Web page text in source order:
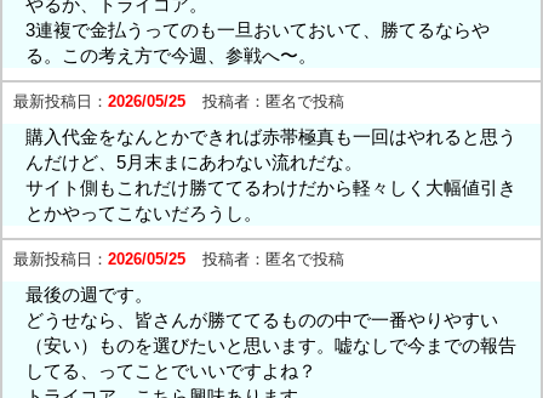
3連複で金払うってのも一旦おいておいて、勝てるならや
る。この考え方で今週、参戦へ〜。
最新投稿日： 2026/05/25 投稿者： 匿名で投稿
購入代金をなんとかできれば赤帯極真も一回はやれると思う
んだけど、5月末まにあわない流れだな。
サイト側もこれだけ勝ててるわけだから軽々しく大幅値引き
とかやってこないだろうし。
最新投稿日： 2026/05/25 投稿者： 匿名で投稿
最後の週です。
どうせなら、皆さんが勝ててるものの中で一番やりやすい
（安い）ものを選びたいと思います。嘘なしで今までの報告
してる、ってことでいいですよね？